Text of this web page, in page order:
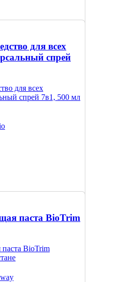
для всех
спрей
паста BioTrim